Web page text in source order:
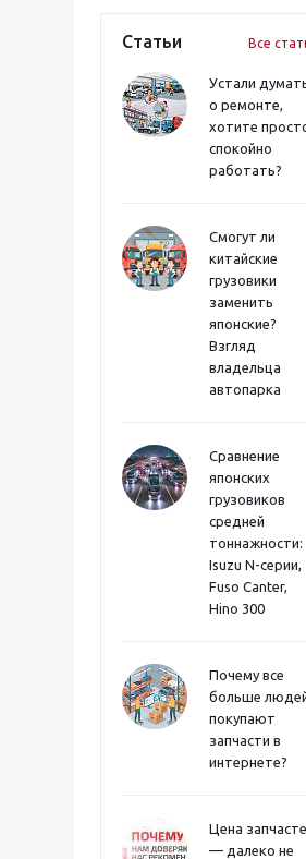
Статьи Все
Устали
о ремонте,
хотите
спокойно
работать?
Смогут ли
китайские
грузовики
заменить
японские?
Взгляд
владельца
автопарка
Сравнение
японских
грузовиков
средней
тоннажности:
Isuzu N-серии,
Fuso Canter,
Hino 300
Почему все
больше
покупают
запчасти в
интернете?
Цена
— далеко не